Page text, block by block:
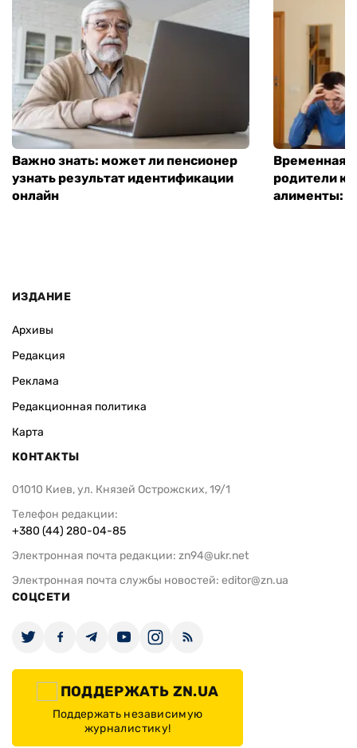
Важно знать: может ли пенсионер
узнать результат идентификации
онлайн
Временная
родители
алименты:
ИЗДАНИЕ
Архивы
Редакция
Реклама
Редакционная политика
Карта
КОНТАКТЫ
01010 Киев, ул. Князей Острожских, 19/1
Телефон редакции:
+380 (44) 280-04-85
Электронная почта редакции: zn94@ukr.net
Электронная почта службы новостей: editor@zn.ua
СОЦСЕТИ
ПОДДЕРЖАТЬ ZN.UA
Поддержать независимую
журналистику!